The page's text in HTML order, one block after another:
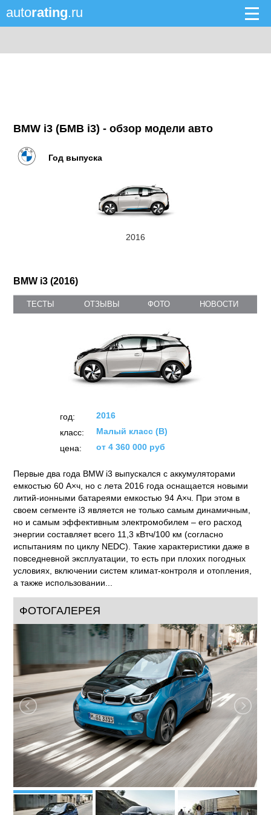
autorating.ru
BMW i3 (БМВ i3) - обзор модели авто
Год выпуска
2016
BMW i3 (2016)
ТЕСТЫ ОТЗЫВЫ ФОТО НОВОСТИ
год:
2016
класс:
Малый класс (B)
цена:
от 4 360 000 руб
Первые два года BMW i3 выпускался с аккумуляторами
емкостью 60 А×ч, но с лета 2016 года оснащается новыми
литий-ионными батареями емкостью 94 А×ч. При этом в
своем сегменте i3 является не только самым динамичным,
но и самым эффективным электромобилем – его расход
энергии составляет всего 11,3 кВтч/100 км (согласно
испытаниям по циклу NEDC). Такие характеристики даже в
повседневной эксплуатации, то есть при плохих погодных
условиях, включении систем климат-контроля и отопления,
а также использовании...
ФОТОГАЛЕРЕЯ